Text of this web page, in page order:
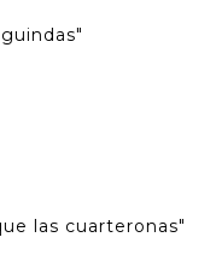
las cuarteronas"